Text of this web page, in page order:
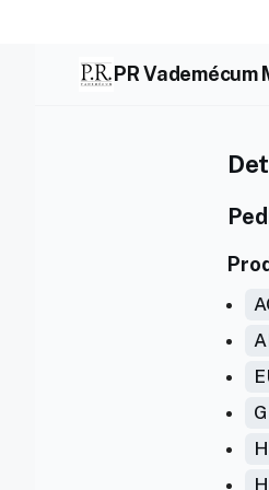
PR Vademécum